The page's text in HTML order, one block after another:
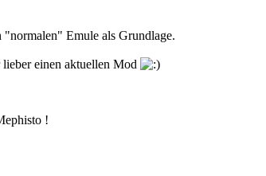
"normalen" Emule als Grundlage.
einen aktuellen Mod
!